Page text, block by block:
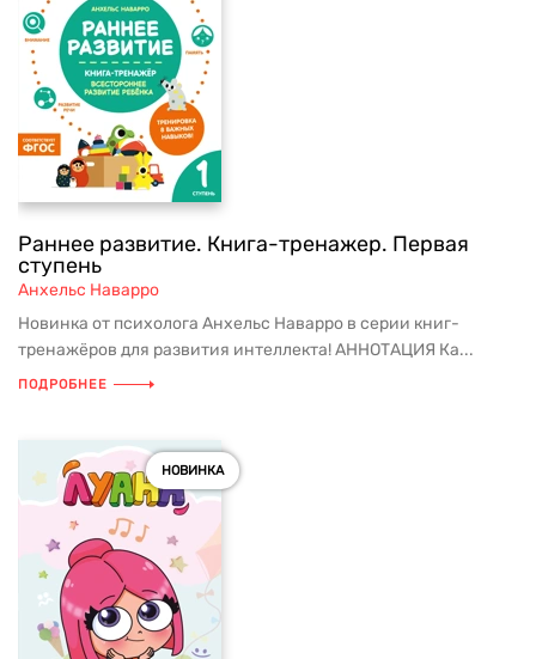
Раннее развитие. Книга-тренажер. Первая
ступень
Анхельс Наварро
Новинка от психолога Анхельс Наварро в серии книг-
тренажёров для развития интеллекта! АННОТАЦИЯ Ка...
ПОДРОБНЕЕ
НОВИНКА